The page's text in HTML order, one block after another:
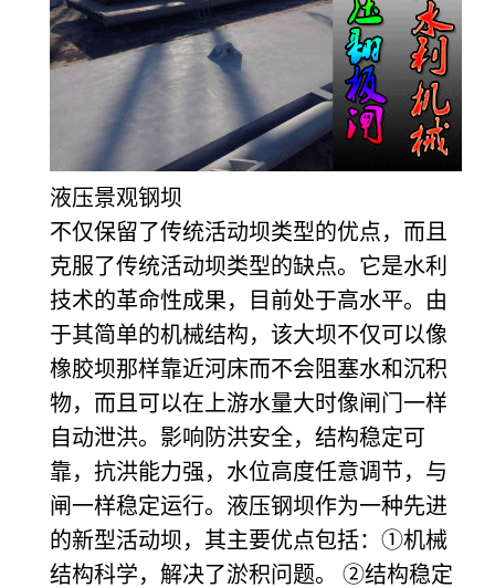
液压景观钢坝
不仅保留了传统活动坝类型的优点，而且
克服了传统活动坝类型的缺点。它是水利
技术的革命性成果，目前处于高水平。由
于其简单的机械结构，该大坝不仅可以像
橡胶坝那样靠近河床而不会阻塞水和沉积
物，而且可以在上游水量大时像闸门一样
自动泄洪。影响防洪安全，结构稳定可
靠，抗洪能力强，水位高度任意调节，与
闸一样稳定运行。液压钢坝作为一种先进
的新型活动坝，其主要优点包括：①机械
结构科学，解决了淤积问题。 ②结构稳定